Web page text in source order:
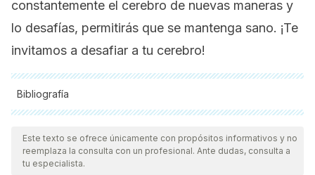
constantemente el cerebro de nuevas maneras y
lo desafías, permitirás que se mantenga sano. ¡Te
invitamos a desafiar a tu cerebro!
Bibliografía
Todas las fuentes citadas fueron revisadas a profundidad por
nuestro equipo, para asegurar su calidad, confiabilidad,
vigencia y validez.La bibliografía de este artículo fue
Este texto se ofrece únicamente con propósitos informativos y no
reemplaza la consulta con un profesional. Ante dudas, consulta a
tu especialista.